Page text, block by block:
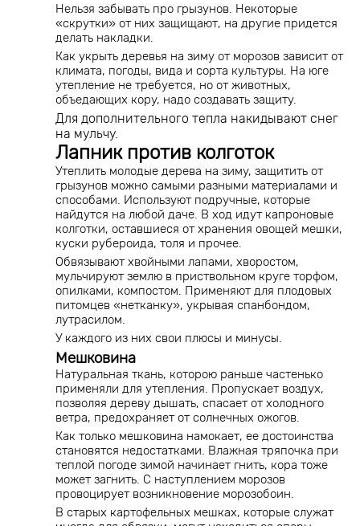
Нельзя забывать про грызунов. Некоторые
«скрутки» от них защищают, на другие придется
делать накладки.
Как укрыть деревья на зиму от морозов зависит от
климата, погоды, вида и сорта культуры. На юге
утепление не требуется, но от животных,
объедающих кору, надо создавать защиту.
Для дополнительного тепла накидывают снег
на мульчу.
Лапник против колготок
Утеплить молодые дерева на зиму, защитить от
грызунов можно самыми разными материалами и
способами. Используют подручные, которые
найдутся на любой даче. В ход идут капроновые
колготки, оставшиеся от хранения овощей мешки,
куски рубероида, толя и прочее.
Обвязывают хвойными лапами, хворостом,
мульчируют землю в приствольном круге торфом,
опилками, компостом. Применяют для плодовых
питомцев «нетканку», укрывая спанбондом,
лутрасилом.
У каждого из них свои плюсы и минусы.
Мешковина
Натуральная ткань, которою раньше частенько
применяли для утепления. Пропускает воздух,
позволяя дереву дышать, спасает от холодного
ветра, предохраняет от солнечных ожогов.
Как только мешковина намокает, ее достоинства
становятся недостатками. Влажная тряпочка при
теплой погоде зимой начинает гнить, кора тоже
может загнить. С наступлением морозов
провоцирует возникновение морозобоин.
В старых картофельных мешках, которые служат